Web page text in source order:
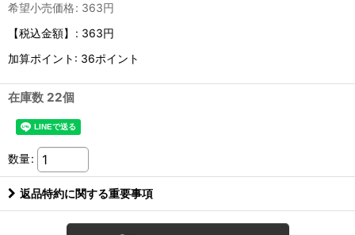
希望小売価格: 363円
【税込金額】
: 363円
加算ポイント: 36ポイント
在庫数 22個
数量:
返品特約に関する重要事項